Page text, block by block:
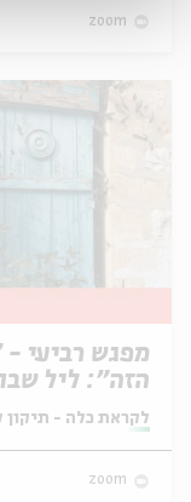
zoom
מפגש רביעי -
הזה": ליל
שלמה אלקבץ
מתוך:
לקראת כלה - תיקון
zoom